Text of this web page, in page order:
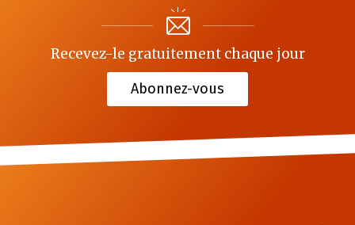
Recevez-le gratuitement chaque jour
Abonnez-vous